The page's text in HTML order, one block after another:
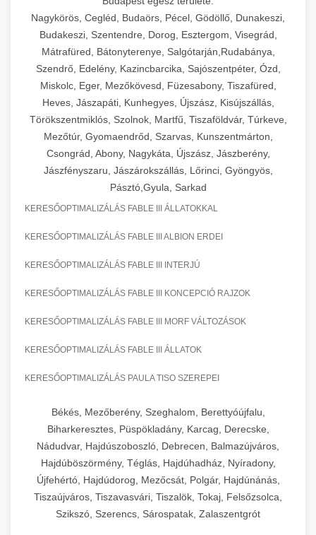
Nagykörös, Cegléd, Budaörs, Pécel, Gödöllő, Dunakeszi,
Budakeszi, Szentendre, Dorog, Esztergom, Visegrád,
Mátrafüred, Bátonyterenye, Salgótarján,Rudabánya,
Szendrő, Edelény, Kazincbarcika, Sajószentpéter, Ózd,
Miskolc, Eger, Mezőkövesd, Füzesabony, Tiszafüred,
Heves, Jászapáti, Kunhegyes, Újszász, Kisújszállás,
Törökszentmiklós, Szolnok, Martfű, Tiszaföldvár, Túrkeve,
Mezőtúr, Gyomaendrőd, Szarvas, Kunszentmárton,
Csongrád, Abony, Nagykáta, Újszász, Jászberény,
Jászfényszaru, Jászárokszállás, Lőrinci, Gyöngyös,
Pásztó,Gyula, Sarkad
KERESŐOPTIMALIZÁLÁS FABLE III ÁLLATOKKAL
KERESŐOPTIMALIZÁLÁS FABLE III ALBION ERDEI
KERESŐOPTIMALIZÁLÁS FABLE III INTERJÚ
KERESŐOPTIMALIZÁLÁS FABLE III KONCEPCIÓ RAJZOK
KERESŐOPTIMALIZÁLÁS FABLE III MORF VÁLTOZÁSOK
KERESŐOPTIMALIZÁLÁS FABLE III ÁLLATOK
KERESŐOPTIMALIZÁLÁS PAULA TISO SZEREPEI
Békés, Mezőberény, Szeghalom, Berettyóújfalu,
Biharkeresztes, Püspökladány, Karcag, Derecske,
Nádudvar, Hajdúszoboszló, Debrecen, Balmazújváros,
Hajdúböszörmény, Téglás, Hajdúhadház, Nyíradony,
Újfehértó, Hajdúdorog, Mezőcsát, Polgár, Hajdúnánás,
Tiszaújváros, Tiszavasvári, Tiszalök, Tokaj, Felsőzsolca,
Szikszó, Szerencs, Sárospatak, Zalaszentgrót